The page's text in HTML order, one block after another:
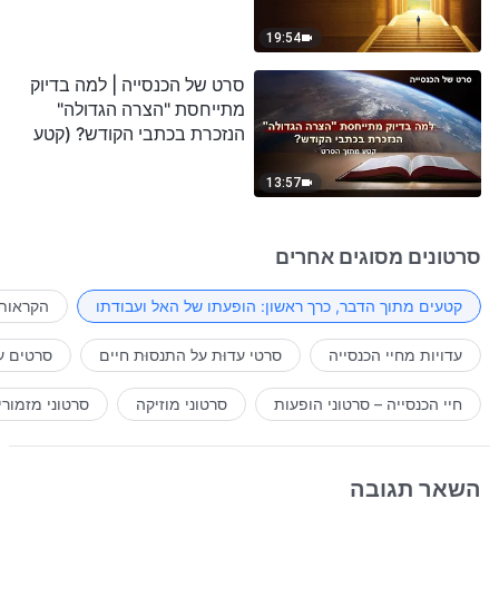
19:54
13:57
סרט של הכנסייה | למה בדיוק
מתייחסת "הצרה הגדולה"
הנזכרת בכתבי הקודש? (קטע
סרטונים מסוגים אחרים
קטעים מתוך הדבר, כרך ראשון: הופעתו של האל ועבודתו
עדויות מחיי הכנסייה סרטי עדוּת על התנסוּת חיים סרטים
חיי הכנסייה – סרטוני הופעות סרטוני מוזיקה סרטוני
השאר תגובה